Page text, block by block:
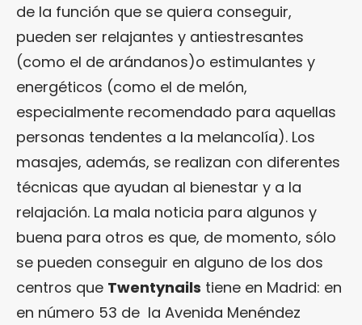
de la función que se quiera conseguir,
pueden ser relajantes y antiestresantes
(como el de arándanos)o estimulantes y
energéticos (como el de melón,
especialmente recomendado para aquellas
personas tendentes a la melancolía). Los
masajes, además, se realizan con diferentes
técnicas que ayudan al bienestar y a la
relajación. La mala noticia para algunos y
buena para otros es que, de momento, sólo
se pueden conseguir en alguno de los dos
centros que Twentynails tiene en Madrid: en
en número 53 de la Avenida Menéndez